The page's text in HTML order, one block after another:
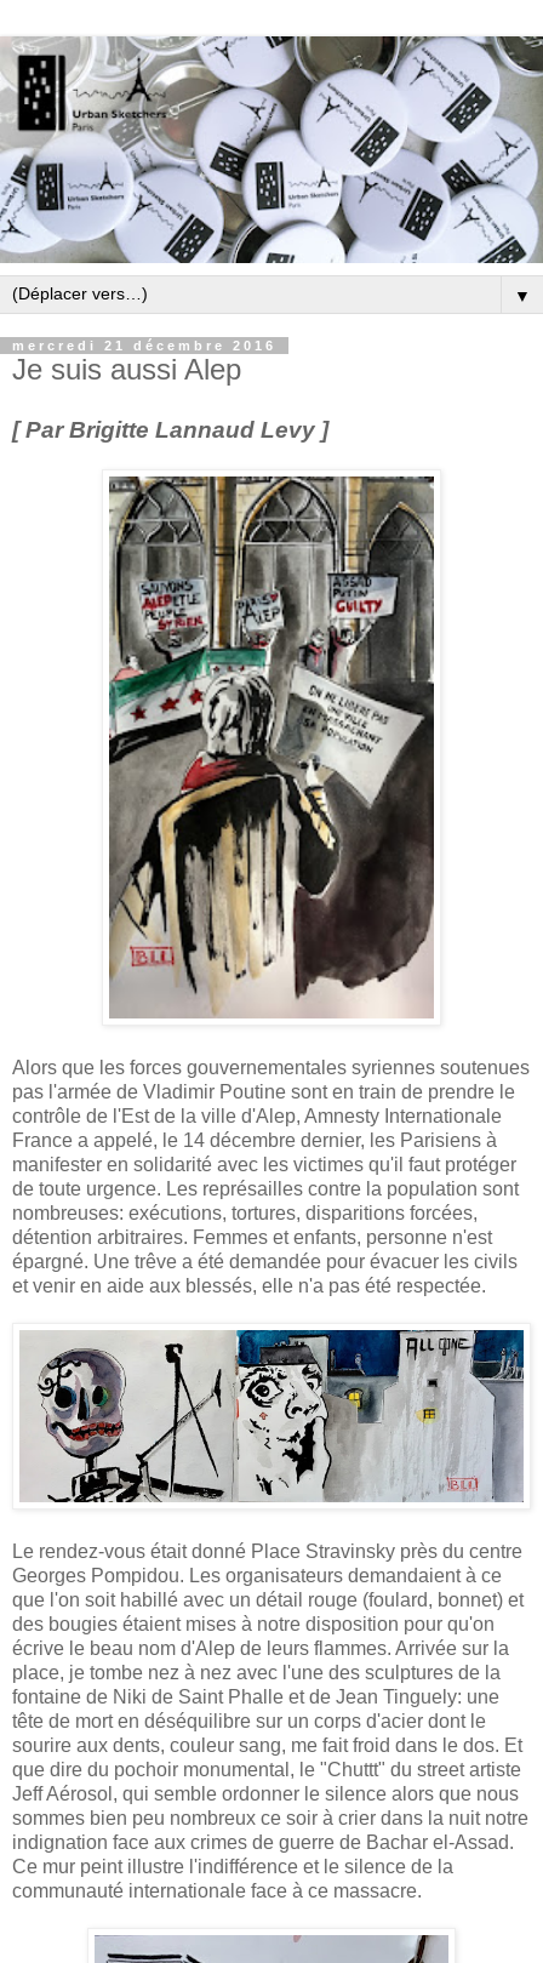
▼
mercredi 21 décembre 2016
Je suis aussi Alep
[ Par Brigitte Lannaud Levy ]
Alors que les forces gouvernementales syriennes soutenues
pas l'armée de Vladimir Poutine sont en train de prendre le
contrôle de l'Est de la ville d'Alep, Amnesty Internationale
France a appelé, le 14 décembre dernier, les Parisiens à
manifester en solidarité avec les victimes qu'il faut protéger
de toute urgence. Les représailles contre la population sont
nombreuses: exécutions, tortures, disparitions forcées,
détention arbitraires. Femmes et enfants, personne n'est
épargné. Une trêve a été demandée pour évacuer les civils
et venir en aide aux blessés, elle n'a pas été respectée.
Le rendez-vous était donné Place Stravinsky près du centre
Georges Pompidou. Les organisateurs demandaient à ce
que l'on soit habillé avec un détail rouge (foulard, bonnet) et
des bougies étaient mises à notre disposition pour qu'on
écrive le beau nom d'Alep de leurs flammes. Arrivée sur la
place, je tombe nez à nez avec l'une des sculptures de la
fontaine de Niki de Saint Phalle et de Jean Tinguely: une
tête de mort en déséquilibre sur un corps d'acier dont le
sourire aux dents, couleur sang, me fait froid dans le dos. Et
que dire du pochoir monumental, le "Chuttt" du street artiste
Jeff Aérosol, qui semble ordonner le silence alors que nous
sommes bien peu nombreux ce soir à crier dans la nuit notre
indignation face aux crimes de guerre de Bachar el-Assad.
Ce mur peint illustre l'indifférence et le silence de la
communauté internationale face à ce massacre.